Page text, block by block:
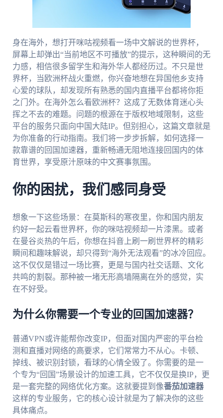
身在海外，想打开咪咕视频看一场中文解说的世界杯，
屏幕上却弹出“当前地区不可播放”的提示，这种瞬间的无
力感，相信很多留学生和海外华人都经历过。不只是世
界杯，当欧洲杯战火重燃，你兴奋地想在异国他乡支持
心爱的球队，却发现所有熟悉的国内直播平台都将你拒
之门外。在海外怎么看欧洲杯？这成了无数体育迷心头
挥之不去的难题。问题的根源在于版权地域限制，这些
平台的服务只面向中国大陆IP。但别担心，这篇文章就是
为你准备的行动指南。我们将一步步拆解，如何选择一
款靠谱的回国加速器，重新畅通无阻地连接回国内的体
育世界，享受原汁原味的中文赛事氛围。
你的困扰，我们感同身受
想象一下这些场景：在莫斯科的寒夜里，你和国内朋友
约好一起云看世界杯，你的咪咕视频却一片漆黑。或者
在曼谷炎热的午后，你想在抖音上刷一刷世界杯的精彩
瞬间和趣味解说，却只得到“海外无法观看”的冰冷回应。
这不仅仅是错过一场比赛，更是与国内社交话题、文化
共鸣的割裂。那种被一堵无形高墙隔离在外的感觉，实
在不好受。
为什么你需要一个专业的回国加速器？
普通VPN或许能帮你改变IP，但面对国内严密的平台检
测和直播对网络的高要求，它们常常力不从心。卡顿、
掉线、被识别封锁，看球的心情全毁了。你需要的是一
个专为“回国”场景设计的加速工具，它不仅仅是换IP，更
是一套完整的网络优化方案。这就要提到像番茄加速器
这样的专业服务，它的核心设计就是为了解决你的这些
具体痛点。